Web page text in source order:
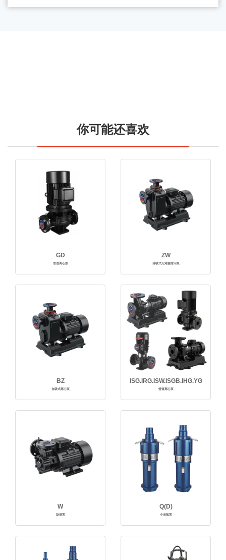
你可能还喜欢
GD
管道离心泵
ZW
自吸式无堵塞排污泵
BZ
自吸式离心泵
ISG.IRG.ISW.ISGB.IHG.YG
管道离心泵
W
旋涡泵
Q(D)
小老鼠泵